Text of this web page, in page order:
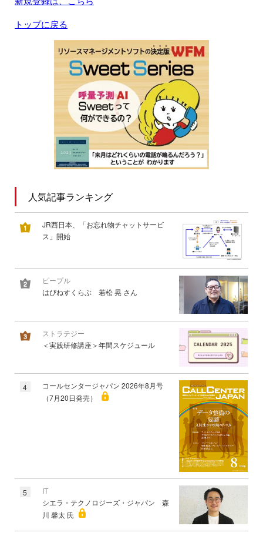
トップに戻る
人気記事ランキング
JR西日本、「お忘れ物チャットサービ
ス」開始
ピープル
はぴねすくらぶ 若松 晃 さん
ストラテジー
＜実践研修講座＞年間スケジュール
4
コールセンタージャパン 2026年8月号
（7月20日発売）
5
IT
シエラ・テクノロジーズ・ジャパン 森
川 馨太 氏